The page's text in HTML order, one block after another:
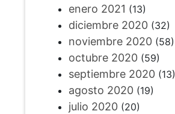
enero 2021 (13)
diciembre 2020(32)
noviembre 2020(58)
octubre 2020(59)
septiembre 2020(13)
agosto 2020(19)
julio 2020(20)